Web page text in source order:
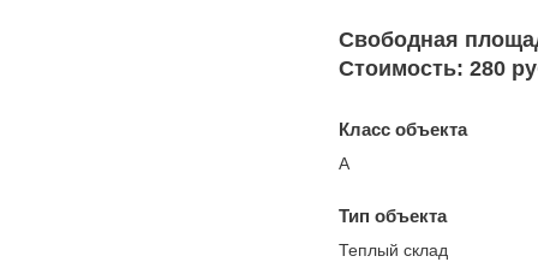
Свободная
Стоимость: 280
Класс объекта
А
Тип объекта
Теплый склад